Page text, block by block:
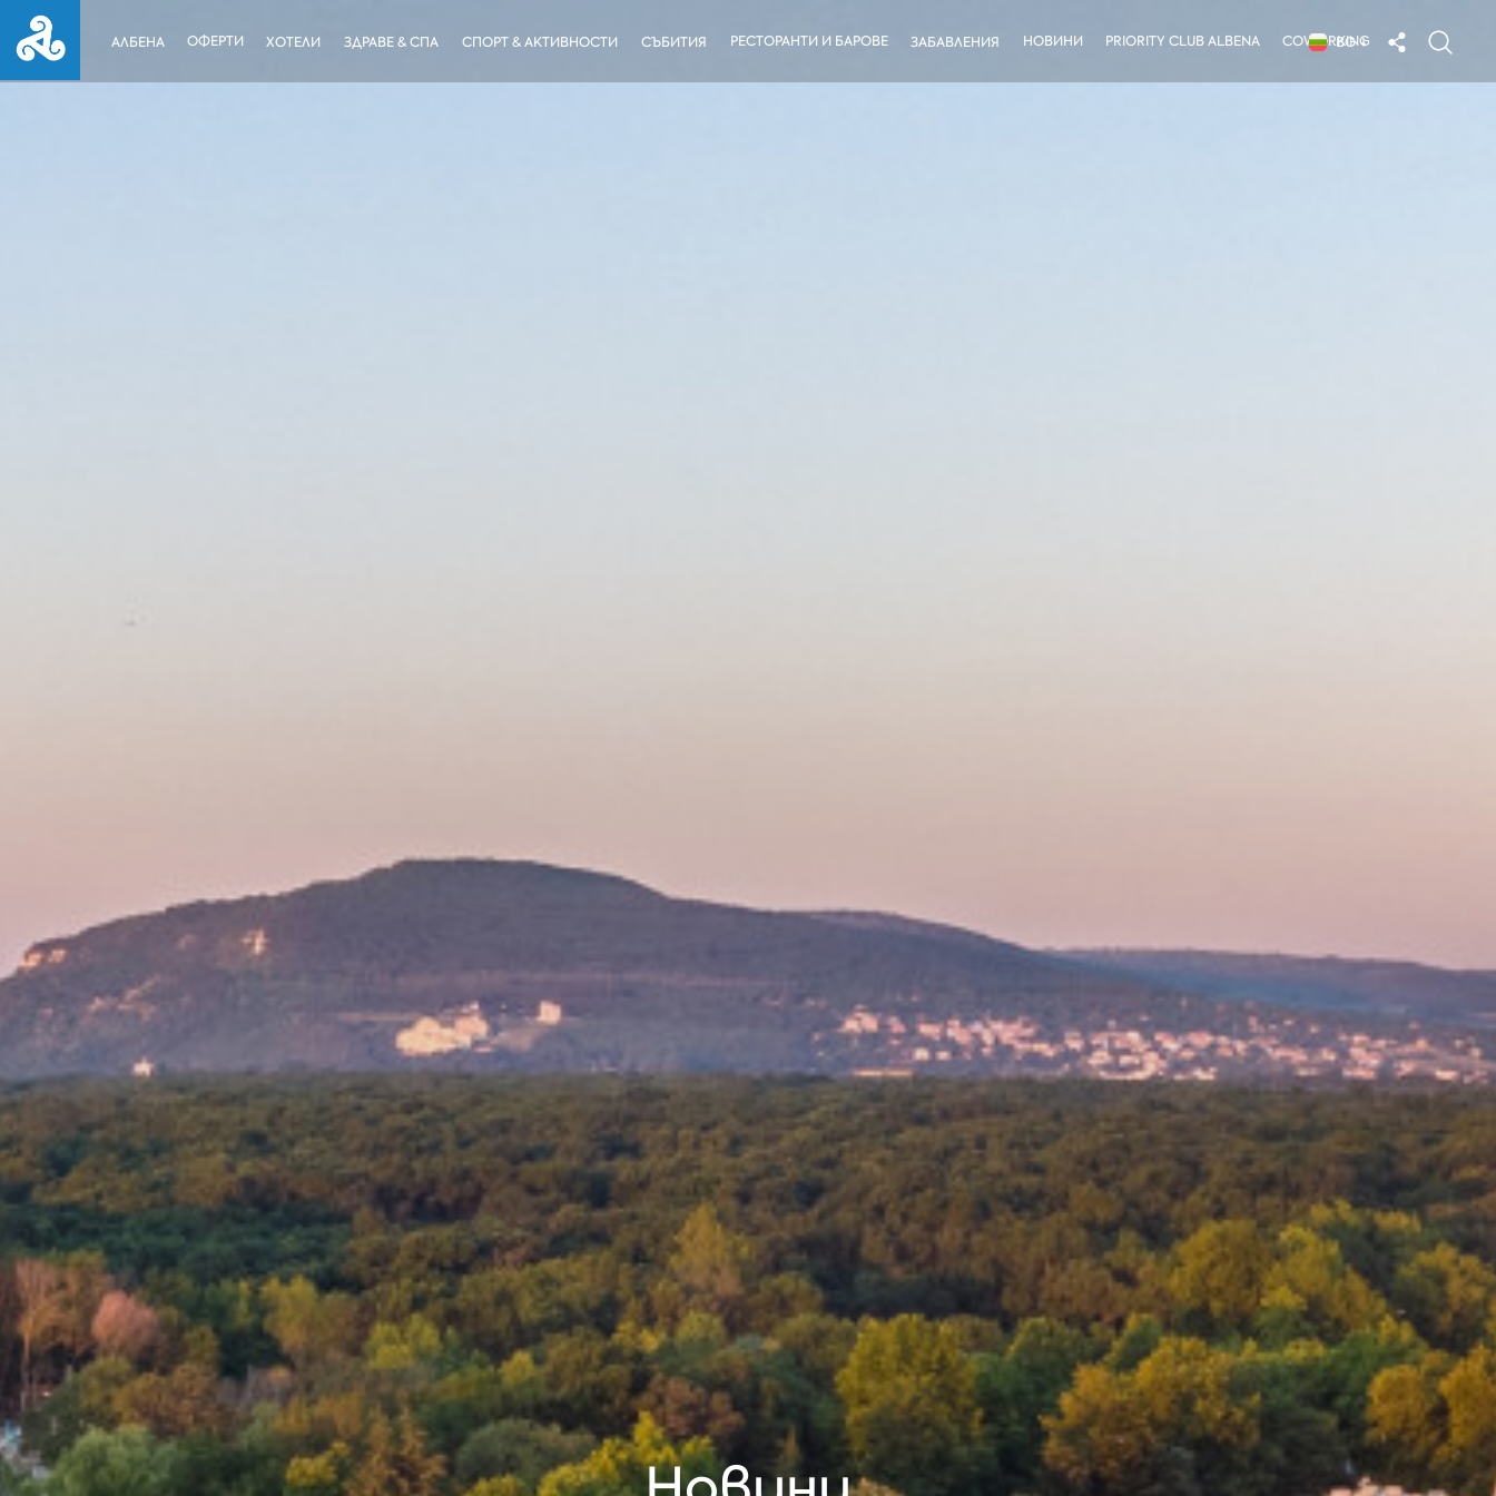
АЛБЕНА ОФЕРТИ ХОТЕЛИ ЗДРАВЕ & СПА СПОРТ & АКТИВНОСТИ СЪБИТИЯ РЕСТОРАНТИ И БАРОВЕ ЗАБАВЛЕНИЯ НОВИНИ PRIORITY CLUB ALBENA COWORKING
BG